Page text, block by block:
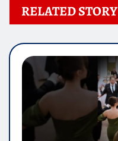
RELATED STORY